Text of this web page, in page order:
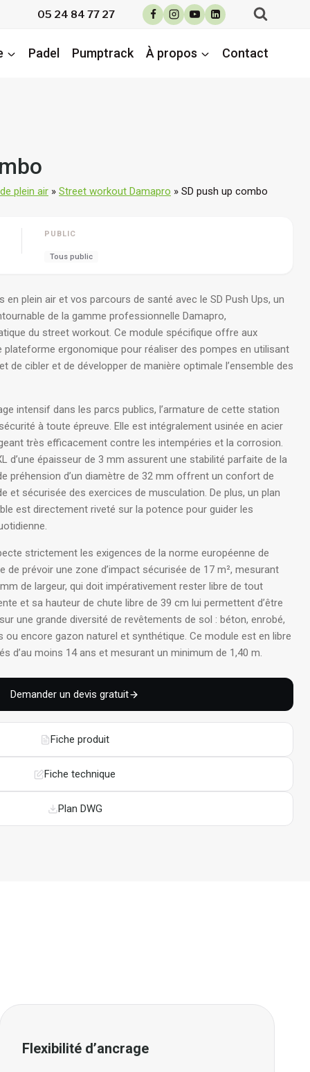
05 24 84 77 27
Padel Pumptrack À propos Contact
plein air » Street workout Damapro » SD push up combo
PUBLIC
Tous public
plein air et vos parcours de santé avec le SD Push Ups, un
de la gamme professionnelle Damapro,
du street workout. Ce module spécifique offre aux
plateforme ergonomique pour réaliser des pompes en utilisant
de cibler et de développer de manière optimale l’ensemble des
intensif dans les parcs publics, l’armature de cette station
à toute épreuve. Elle est intégralement usinée en acier
très efficacement contre les intempéries et la corrosion.
d’une épaisseur de 3 mm assurent une stabilité parfaite de la
préhension d’un diamètre de 32 mm offrent un confort de
et sécurisée des exercices de musculation. De plus, un plan
est directement riveté sur la potence pour guider les
.
strictement les exigences de la norme européenne de
de prévoir une zone d’impact sécurisée de 17 m², mesurant
de largeur, qui doit impérativement rester libre de tout
et sa hauteur de chute libre de 39 cm lui permettent d’être
une grande diversité de revêtements de sol : béton, enrobé,
encore gazon naturel et synthétique. Ce module est en libre
d’au moins 14 ans et mesurant un minimum de 1,40 m.
Demander un devis gratuit
Fiche produit
Fiche technique
Plan DWG
Flexibilité d’ancrage